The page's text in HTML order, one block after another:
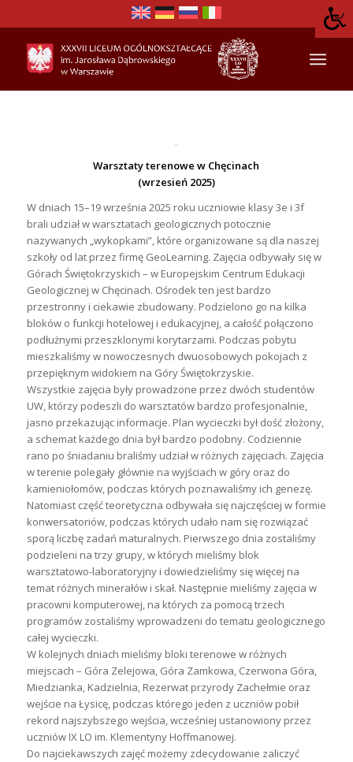
Warsztaty terenowe w Chęcinach
(wrzesień 2025)
W dniach 15–19 września 2025 roku uczniowie klasy 3e i 3f
brali udział w warsztatach geologicznych potocznie
nazywanych „wykopkami”, które organizowane są dla naszej
szkoły od lat przez firmę GeoLearning. Zajęcia odbywały się w
Górach Świętokrzyskich – w Europejskim Centrum Edukacji
Geologicznej w Chęcinach. Ośrodek ten jest bardzo
przestronny i ciekawie zbudowany. Podzielono go na kilka
bloków o funkcji hotelowej i edukacyjnej, a całość połączono
podłużnymi przeszklonymi korytarzami. Podczas pobytu
mieszkaliśmy w nowoczesnych dwuosobowych pokojach z
przepięknym widokiem na Góry Świętokrzyskie.
Wszystkie zajęcia były prowadzone przez dwóch studentów
UW, którzy podeszli do warsztatów bardzo profesjonalnie,
jasno przekazując informacje. Plan wycieczki był dość złożony,
a schemat każdego dnia był bardzo podobny. Codziennie
rano po śniadaniu braliśmy udział w różnych zajęciach. Zajęcia
w terenie polegały głównie na wyjściach w góry oraz do
kamieniołomów, podczas których poznawaliśmy ich genezę.
Natomiast część teoretyczna odbywała się najczęściej w formie
konwersatoriów, podczas których udało nam się rozwiązać
sporą liczbę zadań maturalnych. Pierwszego dnia zostaliśmy
podzieleni na trzy grupy, w których mieliśmy blok
warsztatowo-laboratoryjny i dowiedzieliśmy się więcej na
temat różnych minerałów i skał. Następnie mieliśmy zajęcia w
pracowni komputerowej, na których za pomocą trzech
programów zostaliśmy wprowadzeni do tematu geologicznego
całej wycieczki.
W kolejnych dniach mieliśmy bloki terenowe w różnych
miejscach – Góra Zelejowa, Góra Zamkowa, Czerwona Góra,
Miedzianka, Kadzielnia, Rezerwat przyrody Zachełmie oraz
wejście na Łysicę, podczas którego jeden z uczniów pobił
rekord najszybszego wejścia, wcześniej ustanowiony przez
uczniów IX LO im. Klementyny Hoffmanowej.
Do najciekawszych zajęć możemy zdecydowanie zaliczyć